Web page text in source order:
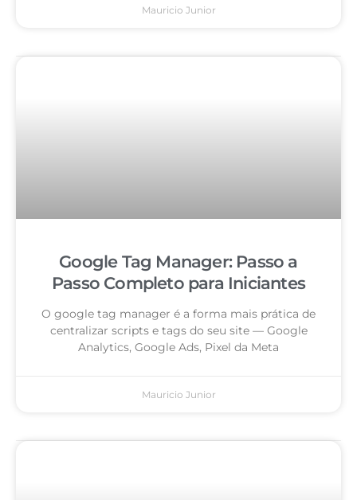
Mauricio Junior
Google Tag Manager: Passo a
Passo Completo para Iniciantes
O google tag manager é a forma mais prática de
centralizar scripts e tags do seu site — Google
Analytics, Google Ads, Pixel da Meta
Mauricio Junior